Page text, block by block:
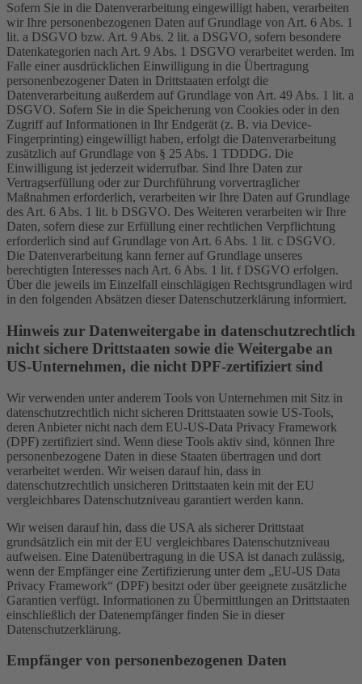
Sofern Sie in die Datenverarbeitung eingewilligt haben, verarbeiten
wir Ihre personenbezogenen Daten auf Grundlage von Art. 6 Abs. 1
lit. a DSGVO bzw. Art. 9 Abs. 2 lit. a DSGVO, sofern besondere
Datenkategorien nach Art. 9 Abs. 1 DSGVO verarbeitet werden. Im
Falle einer ausdrücklichen Einwilligung in die Übertragung
personenbezogener Daten in Drittstaaten erfolgt die
Datenverarbeitung außerdem auf Grundlage von Art. 49 Abs. 1 lit. a
DSGVO. Sofern Sie in die Speicherung von Cookies oder in den
Zugriff auf Informationen in Ihr Endgerät (z. B. via Device-
Fingerprinting) eingewilligt haben, erfolgt die Datenverarbeitung
zusätzlich auf Grundlage von § 25 Abs. 1 TDDDG. Die
Einwilligung ist jederzeit widerrufbar. Sind Ihre Daten zur
Vertragserfüllung oder zur Durchführung vorvertraglicher
Maßnahmen erforderlich, verarbeiten wir Ihre Daten auf Grundlage
des Art. 6 Abs. 1 lit. b DSGVO. Des Weiteren verarbeiten wir Ihre
Daten, sofern diese zur Erfüllung einer rechtlichen Verpflichtung
erforderlich sind auf Grundlage von Art. 6 Abs. 1 lit. c DSGVO.
Die Datenverarbeitung kann ferner auf Grundlage unseres
berechtigten Interesses nach Art. 6 Abs. 1 lit. f DSGVO erfolgen.
Über die jeweils im Einzelfall einschlägigen Rechtsgrundlagen wird
in den folgenden Absätzen dieser Datenschutzerklärung informiert.
Hinweis zur Datenweitergabe in datenschutzrechtlich
nicht sichere Drittstaaten sowie die Weitergabe an
US-Unternehmen, die nicht DPF-zertifiziert sind
Wir verwenden unter anderem Tools von Unternehmen mit Sitz in
datenschutzrechtlich nicht sicheren Drittstaaten sowie US-Tools,
deren Anbieter nicht nach dem EU-US-Data Privacy Framework
(DPF) zertifiziert sind. Wenn diese Tools aktiv sind, können Ihre
personenbezogene Daten in diese Staaten übertragen und dort
verarbeitet werden. Wir weisen darauf hin, dass in
datenschutzrechtlich unsicheren Drittstaaten kein mit der EU
vergleichbares Datenschutzniveau garantiert werden kann.
Wir weisen darauf hin, dass die USA als sicherer Drittstaat
grundsätzlich ein mit der EU vergleichbares Datenschutzniveau
aufweisen. Eine Datenübertragung in die USA ist danach zulässig,
wenn der Empfänger eine Zertifizierung unter dem „EU-US Data
Privacy Framework“ (DPF) besitzt oder über geeignete zusätzliche
Garantien verfügt. Informationen zu Übermittlungen an Drittstaaten
einschließlich der Datenempfänger finden Sie in dieser
Datenschutzerklärung.
Empfänger von personenbezogenen Daten